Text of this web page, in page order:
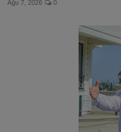
Ağu 7, 2026 0